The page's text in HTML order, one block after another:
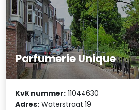
Parfumerie Unique
KvK nummer: 11044630
Adres: Waterstraat 19